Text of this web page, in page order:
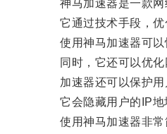
神马加速器是一款网
它通过技术手段，优
使用神马加速器可以
同时，它还可以优化
加速器还可以保护用
它会隐藏用户的IP地址
使用神马加速器非常